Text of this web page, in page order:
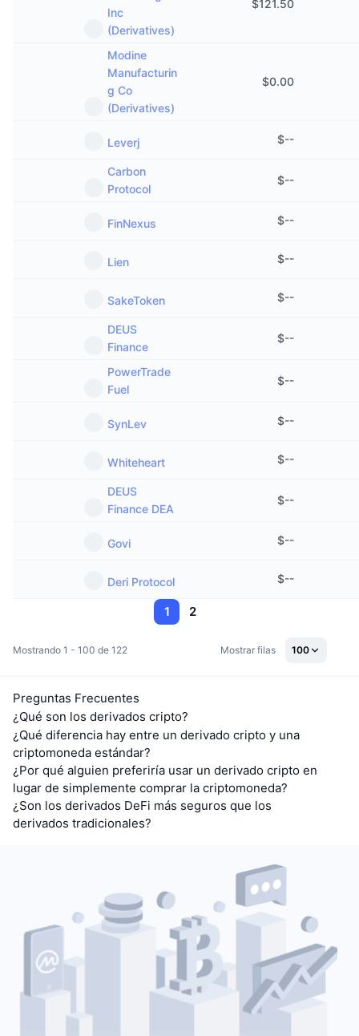
Inc
(Derivatives)
$121.50
Modine
Manufacturin
g Co
(Derivatives)
$0.00
Leverj $--
Carbon
Protocol
$--
FinNexus $--
Lien $--
SakeToken $--
DEUS
Finance
$--
PowerTrade
Fuel
$--
SynLev $--
Whiteheart $--
DEUS
Finance DEA
$--
Govi $--
Deri Protocol $--
1 2
Mostrando 1 - 100 de 122 Mostrar filas 100
Preguntas Frecuentes
¿Qué son los derivados cripto?
¿Qué diferencia hay entre un derivado cripto y una
criptomoneda estándar?
¿Por qué alguien preferiría usar un derivado cripto en
lugar de simplemente comprar la criptomoneda?
¿Son los derivados DeFi más seguros que los
derivados tradicionales?